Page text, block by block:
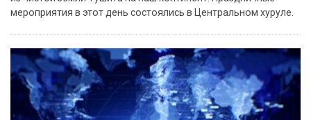
мероприятия в этот день состоялись в Центральном хуруле.